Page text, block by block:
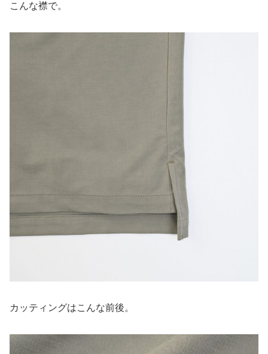
こんな襟で。
カッティングはこんな前後。